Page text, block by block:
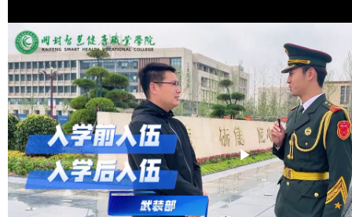
Play